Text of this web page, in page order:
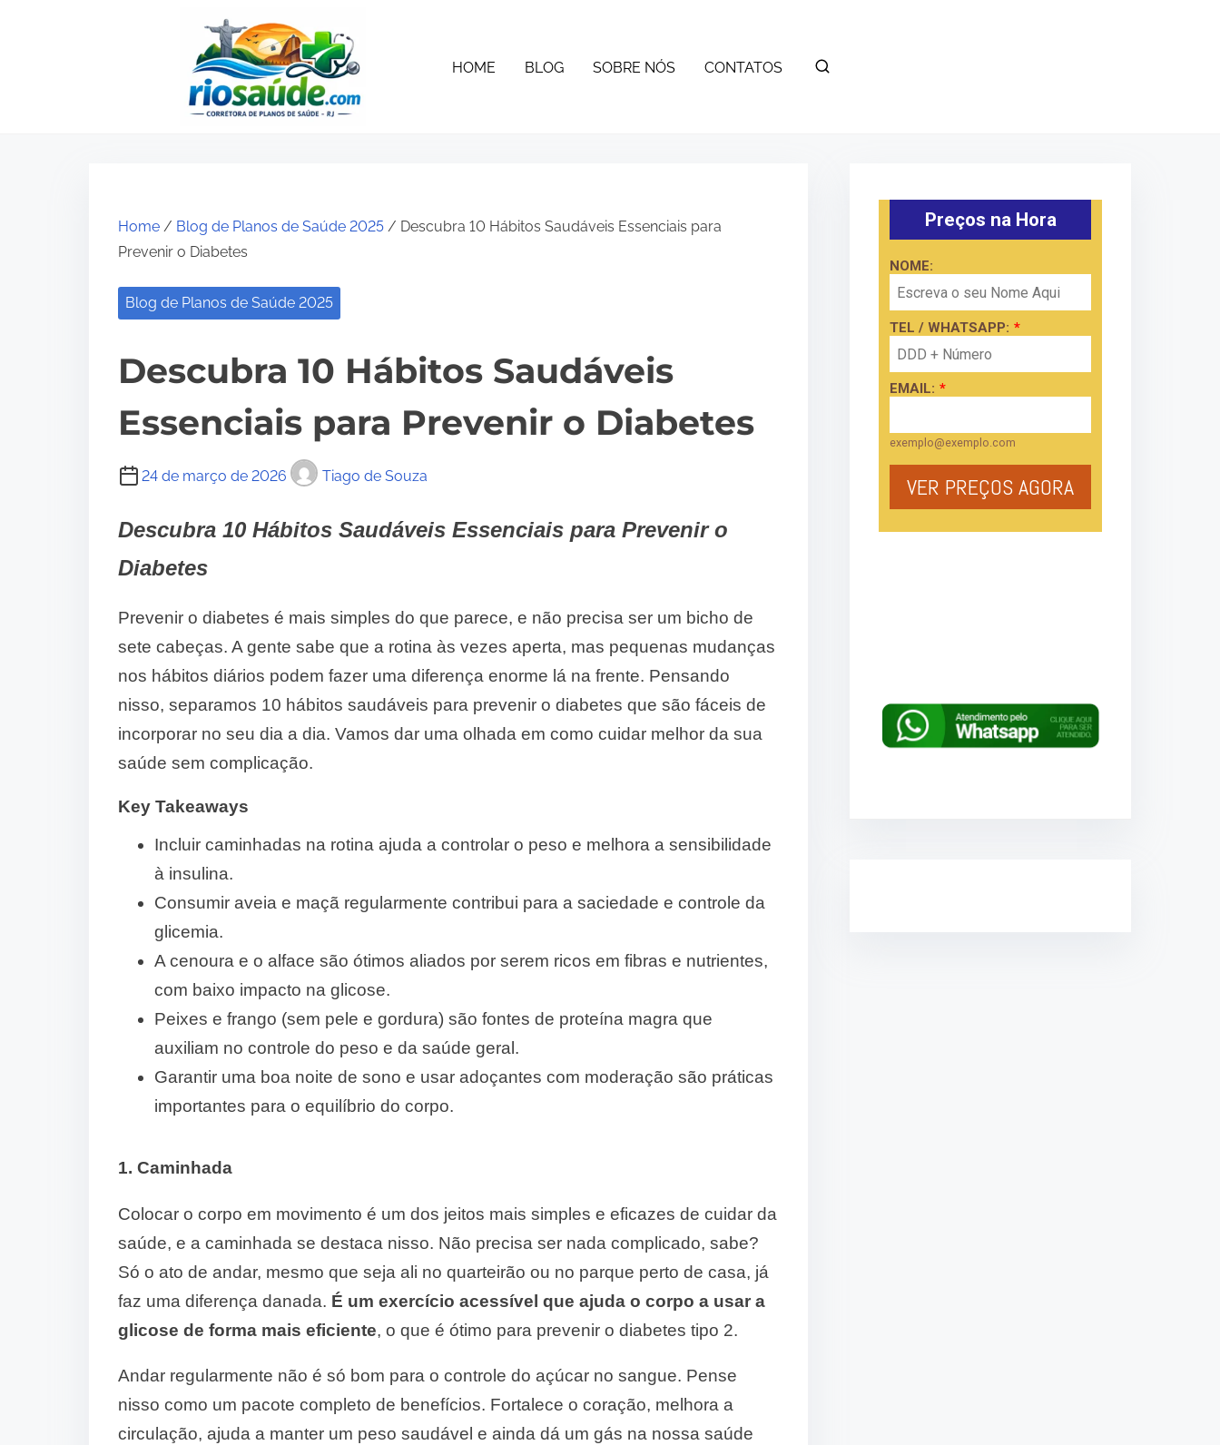
HOME BLOG SOBRE NÓS CONTATOS
Home / Blog de Planos de Saúde 2025 / Descubra 10 Hábitos Saudáveis Essenciais para
Prevenir o Diabetes
Blog de Planos de Saúde 2025
Descubra 10 Hábitos Saudáveis
Essenciais para Prevenir o Diabetes
24 de março de 2026 Tiago de Souza
Descubra 10 Hábitos Saudáveis Essenciais para Prevenir o
Diabetes
Prevenir o diabetes é mais simples do que parece, e não precisa ser um bicho de
sete cabeças. A gente sabe que a rotina às vezes aperta, mas pequenas mudanças
nos hábitos diários podem fazer uma diferença enorme lá na frente. Pensando
nisso, separamos 10 hábitos saudáveis para prevenir o diabetes que são fáceis de
incorporar no seu dia a dia. Vamos dar uma olhada em como cuidar melhor da sua
saúde sem complicação.
Key Takeaways
Incluir caminhadas na rotina ajuda a controlar o peso e melhora a sensibilidade
à insulina.
Consumir aveia e maçã regularmente contribui para a saciedade e controle da
glicemia.
A cenoura e o alface são ótimos aliados por serem ricos em fibras e nutrientes,
com baixo impacto na glicose.
Peixes e frango (sem pele e gordura) são fontes de proteína magra que
auxiliam no controle do peso e da saúde geral.
Garantir uma boa noite de sono e usar adoçantes com moderação são práticas
importantes para o equilíbrio do corpo.
1. Caminhada
Colocar o corpo em movimento é um dos jeitos mais simples e eficazes de cuidar da
saúde, e a caminhada se destaca nisso. Não precisa ser nada complicado, sabe?
Só o ato de andar, mesmo que seja ali no quarteirão ou no parque perto de casa, já
faz uma diferença danada. É um exercício acessível que ajuda o corpo a usar a
glicose de forma mais eficiente, o que é ótimo para prevenir o diabetes tipo 2.
Andar regularmente não é só bom para o controle do açúcar no sangue. Pense
nisso como um pacote completo de benefícios. Fortalece o coração, melhora a
circulação, ajuda a manter um peso saudável e ainda dá um gás na nossa saúde